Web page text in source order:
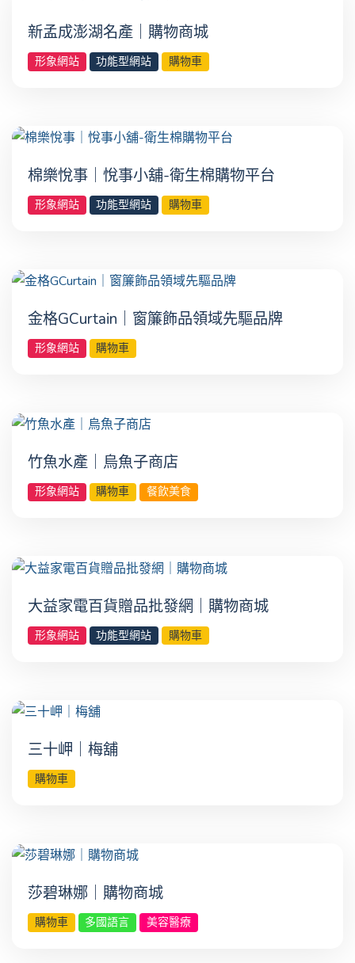
新孟成澎湖名產｜購物商城
形象網站 功能型網站 購物車
棉樂悅事｜悅事小舖-衛生棉購物平台
形象網站 功能型網站 購物車
金格GCurtain｜窗簾飾品領域先驅品牌
形象網站 購物車
竹魚水產｜烏魚子商店
形象網站 購物車 餐飲美食
大益家電百貨贈品批發網｜購物商城
形象網站 功能型網站 購物車
三十岬｜梅舖
購物車
莎碧琳娜｜購物商城
購物車 多國語言 美容醫療